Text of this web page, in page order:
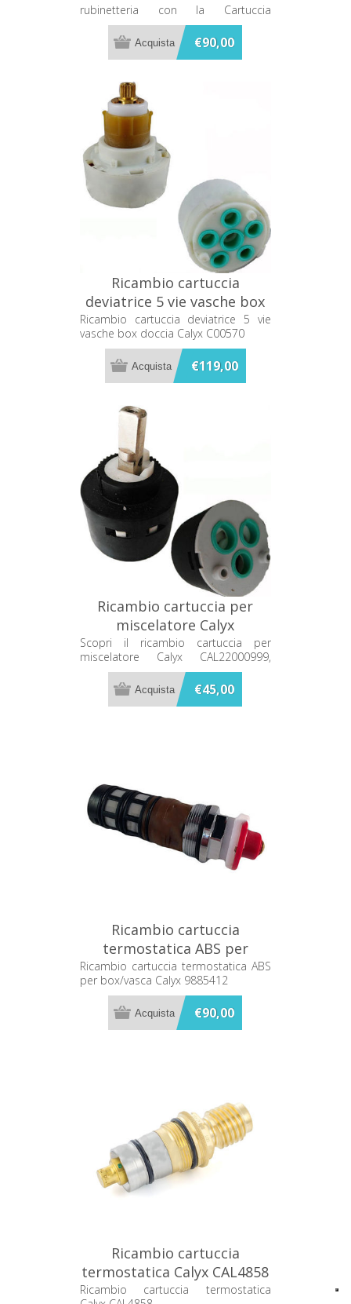
rubinetteria con la Cartuccia
Deviatrice 5 Vie Calyx C00569:
efficienza e durata per un flusso
d'acqua impeccabile.
€90,00
Ricambio cartuccia
deviatrice 5 vie vasche box
doccia Calyx C00570
Ricambio cartuccia deviatrice 5 vie
vasche box doccia Calyx C00570
€119,00
Ricambio cartuccia per
miscelatore Calyx
CAL22000999
Scopri il ricambio cartuccia per
miscelatore Calyx CAL22000999,
perfetto per ripristinare la
funzionalità del tuo rubinetto.
Assicura prestazioni ottimali e durata
€45,00
Ricambio cartuccia
termostatica ABS per
box/vasca Calyx 9885412
Ricambio cartuccia termostatica ABS
per box/vasca Calyx 9885412
€90,00
Ricambio cartuccia
termostatica Calyx CAL4858
Ricambio cartuccia termostatica